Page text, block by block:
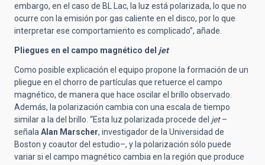
embargo, en el caso de BL Lac, la luz está polarizada, lo que no
ocurre con la emisión por gas caliente en el disco, por lo que
interpretar ese comportamiento es complicado”, añade.
Pliegues en el campo magnético del jet
Como posible explicación el equipo propone la formación de un
pliegue en el chorro de partículas que retuerce el campo
magnético, de manera que hace oscilar el brillo observado.
Además, la polarización cambia con una escala de tiempo
similar a la del brillo. “Esta luz polarizada procede del jet­–
señala Alan Marscher, investigador de la Universidad de
Boston y coautor del estudio–, y la polarización sólo puede
variar si el campo magnético cambia en la región que produce